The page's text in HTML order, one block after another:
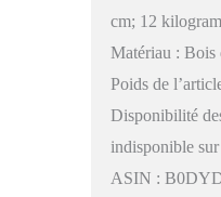
cm; 12
Matériau : Bois
Poids de
Disponibilité
indisponible sur
ASIN :